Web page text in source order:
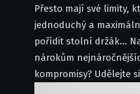
Přesto mají své limity,
jednoduchý a
pořídit stolní držák...
nárokům
kompromisy? Udělejte